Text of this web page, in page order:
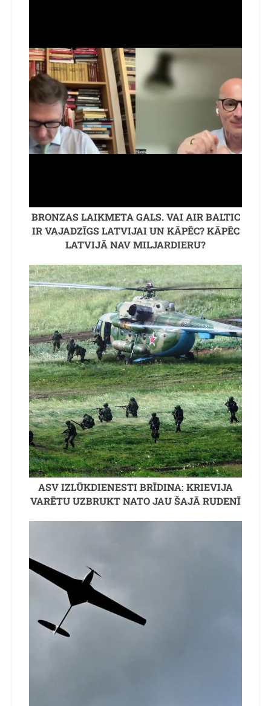
BRONZAS LAIKMETA GALS. VAI AIR BALTIC
IR VAJADZĪGS LATVIJAI UN KĀPĒC? KĀPĒC
LATVIJĀ NAV MILJARDIERU?
ASV IZLŪKDIENESTI BRĪDINA: KRIEVIJA
VARĒTU UZBRUKT NATO JAU ŠAJĀ RUDENĪ